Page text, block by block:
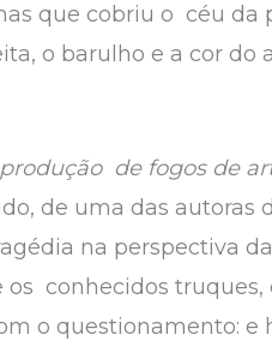
que cobriu o céu da
o barulho e a cor do
de fogos de
de uma das autoras
na perspectiva
conhecidos truques,
o questionamento: e